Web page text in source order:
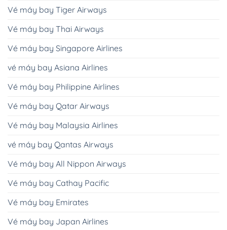
Vé máy bay Tiger Airways
Vé máy bay Thai Airways
Vé máy bay Singapore Airlines
vé máy bay Asiana Airlines
Vé máy bay Philippine Airlines
Vé máy bay Qatar Airways
Vé máy bay Malaysia Airlines
vé máy bay Qantas Airways
Vé máy bay All Nippon Airways
Vé máy bay Cathay Pacific
Vé máy bay Emirates
Vé máy bay Japan Airlines